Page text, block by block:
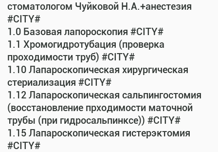
стоматологом Чуйковой Н.А.+анестезия
#CITY#
1.0 Базовая лапороскопия #CITY#
1.1 Хромогидротубация (проверка
проходимости труб) #CITY#
1.10 Лапароскопическая хирургическая
стериализация #CITY#
1.12 Лапароскопическая сальпингостомия
(восстановление прходимости маточной
трубы (при гидросальпинксе)) #CITY#
1.15 Лапароскопическая гистерэктомия
#CITY#